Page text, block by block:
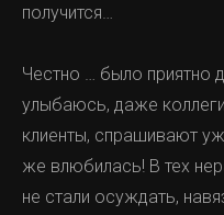
получится…
Честно … было приятно
улыбаюсь, даже
клиенты, спрашивают
же влюбилась! В тех
не стали осуждать,